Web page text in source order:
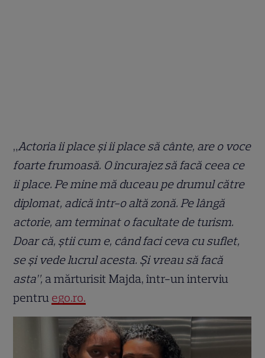
„Actoria îi place și îi place să cânte, are o voce
foarte frumoasă. O încurajez să facă ceea ce
îi place. Pe mine mă duceau pe drumul către
diplomat, adică într-o altă zonă. Pe lângă
actorie, am terminat o facultate de turism.
Doar că, știi cum e, când faci ceva cu suflet,
se și vede lucrul acesta. Și vreau să facă
asta”, a mărturisit Majda, într-un interviu
pentru ego.ro.